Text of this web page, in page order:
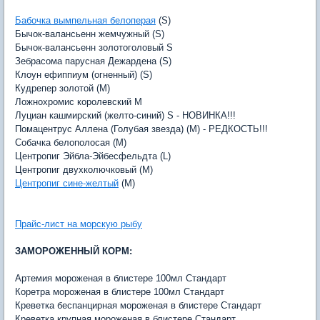
Бабочка вымпельная белоперая (S)
Бычок-валансьенн жемчужный (S)
Бычок-валансьенн золотоголовый S
Зебрасома парусная Дежардена (S)
Клоун ефиппиум (огненный) (S)
Кудрепер золотой (M)
Ложнохромис королевский M
Луциан кашмирский (желто-синий) S - НОВИНКА!!!
Помацентрус Аллена (Голубая звезда) (M) - РЕДКОСТЬ!!!
Собачка белополосая (M)
Центропиг Эйбла-Эйбесфельдта (L)
Центропиг двухколючковый (M)
Центропиг сине-желтый (M)
Прайс-лист на морскую рыбу
ЗАМОРОЖЕННЫЙ КОРМ:
Артемия мороженая в блистере 100мл Стандарт
Коретра мороженая в блистере 100мл Стандарт
Креветка беспанцирная мороженая в блистере Стандарт